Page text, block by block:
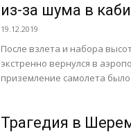
из-за шума в
19.12.2019
После взлета и набора
экстренно вернулся в
приземление самолета
Трагедия в